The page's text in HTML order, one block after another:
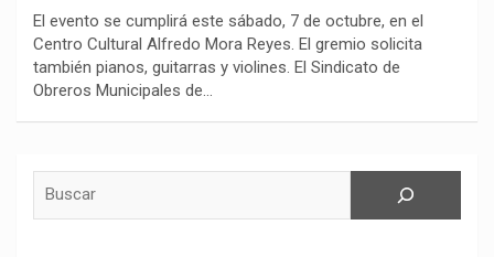
El evento se cumplirá este sábado, 7 de octubre, en el
Centro Cultural Alfredo Mora Reyes. El gremio solicita
también pianos, guitarras y violines. El Sindicato de
Obreros Municipales de…